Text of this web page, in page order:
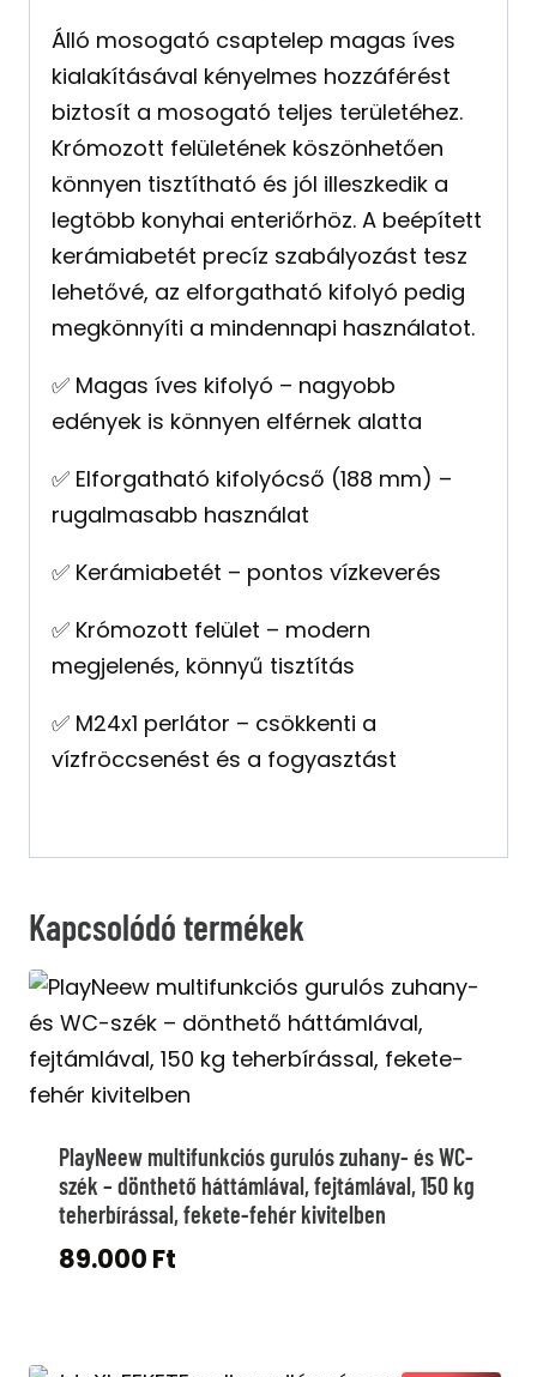
Álló mosogató csaptelep magas íves
kialakításával kényelmes hozzáférést
biztosít a mosogató teljes területéhez.
Krómozott felületének köszönhetően
könnyen tisztítható és jól illeszkedik a
legtöbb konyhai enteriőrhöz. A beépített
kerámiabetét precíz szabályozást tesz
lehetővé, az elforgatható kifolyó pedig
megkönnyíti a mindennapi használatot.
✅ Magas íves kifolyó – nagyobb
edények is könnyen elférnek alatta
✅ Elforgatható kifolyócső (188 mm) –
rugalmasabb használat
✅ Kerámiabetét – pontos vízkeverés
✅ Krómozott felület – modern
megjelenés, könnyű tisztítás
✅ M24x1 perlátor – csökkenti a
vízfröccsenést és a fogyasztást
Kapcsolódó termékek
PlayNeew multifunkciós gurulós zuhany- és WC-
szék – dönthető háttámlával, fejtámlával, 150 kg
teherbírással, fekete-fehér kivitelben
89.000 Ft